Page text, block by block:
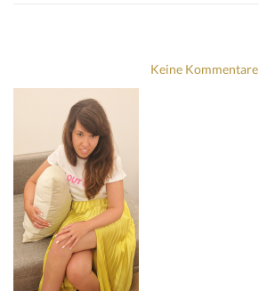
Keine Kommentare